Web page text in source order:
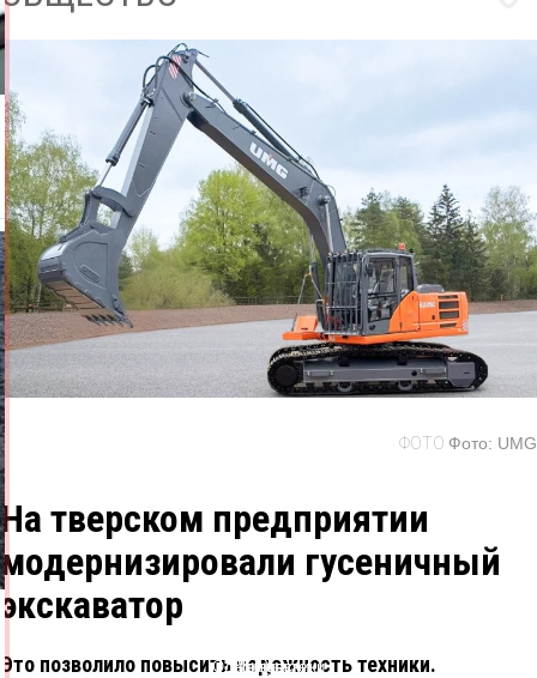
ФОТО Фото: UMG
На тверском предприятии
модернизировали гусеничный
экскаватор
Это позволило повысить надежность техники.
Одноклассники
ВКонтакте
X
Telegram